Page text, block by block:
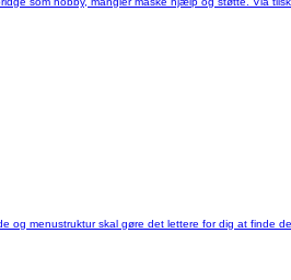
og menustruktur skal gøre det lettere for dig at finde